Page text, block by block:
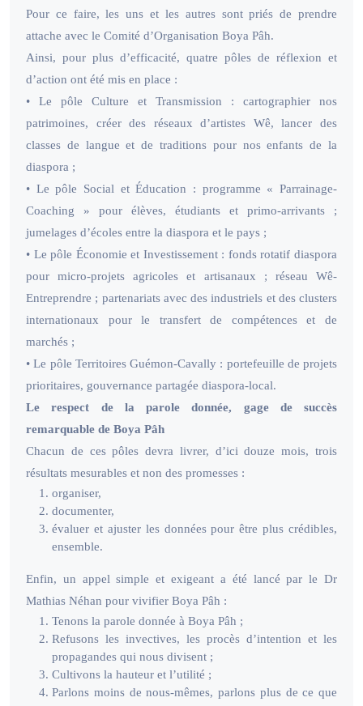
Pour ce faire, les uns et les autres sont priés de prendre
attache avec le Comité d’Organisation Boya Pâh.
Ainsi, pour plus d’efficacité, quatre pôles de réflexion et
d’action ont été mis en place :
• Le pôle Culture et Transmission : cartographier nos
patrimoines, créer des réseaux d’artistes Wê, lancer des
classes de langue et de traditions pour nos enfants de la
diaspora ;
• Le pôle Social et Éducation : programme « Parrainage-
Coaching » pour élèves, étudiants et primo-arrivants ;
jumelages d’écoles entre la diaspora et le pays ;
• Le pôle Économie et Investissement : fonds rotatif diaspora
pour micro-projets agricoles et artisanaux ; réseau Wê-
Entreprendre ; partenariats avec des industriels et des clusters
internationaux pour le transfert de compétences et de
marchés ;
• Le pôle Territoires Guémon-Cavally : portefeuille de projets
prioritaires, gouvernance partagée diaspora-local.
Le respect de la parole donnée, gage de succès
remarquable de Boya Pâh
Chacun de ces pôles devra livrer, d’ici douze mois, trois
résultats mesurables et non des promesses :
organiser,
documenter,
évaluer et ajuster les données pour être plus crédibles,
ensemble.
Enfin, un appel simple et exigeant a été lancé par le Dr
Mathias Néhan pour vivifier Boya Pâh :
Tenons la parole donnée à Boya Pâh ;
Refusons les invectives, les procès d’intention et les
propagandes qui nous divisent ;
Cultivons la hauteur et l’utilité ;
Parlons moins de nous-mêmes, parlons plus de ce que